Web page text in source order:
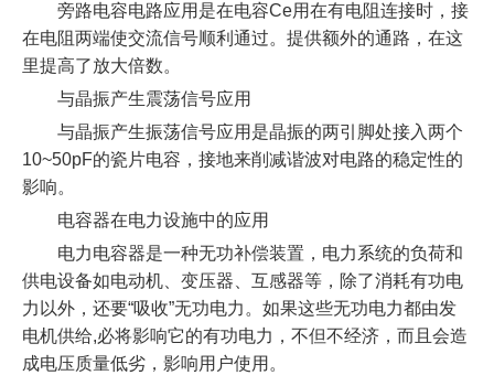
旁路电容电路应用是在电容Ce用在有电阻连接时，接
在电阻两端使交流信号顺利通过。提供额外的通路，在这
里提高了放大倍数。
与晶振产生震荡信号应用
与晶振产生振荡信号应用是晶振的两引脚处接入两个
10~50pF的瓷片电容，接地来削减谐波对电路的稳定性的
影响。
电容器在电力设施中的应用
电力电容器是一种无功补偿装置，电力系统的负荷和
供电设备如电动机、变压器、互感器等，除了消耗有功电
力以外，还要“吸收”无功电力。如果这些无功电力都由发
电机供给,必将影响它的有功电力，不但不经济，而且会造
成电压质量低劣，影响用户使用。